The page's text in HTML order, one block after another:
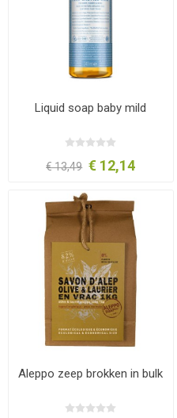
Liquid soap baby mild
€ 13,49 € 12,14
Aleppo zeep brokken in bulk